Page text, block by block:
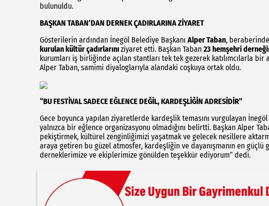
bulunuldu.
BAŞKAN TABAN’DAN DERNEK ÇADIRLARINA ZİYARET
Gösterilerin ardından İnegöl Belediye Başkanı Alper Taban,
kurulan kültür çadırlarınıziyaret etti. Başkan Taban 23 hemşehri
kurumları iş birliğinde açılan stantları tek tek gezerek katılımcılarla
Alper Taban, samimi diyaloglarıyla alandaki coşkuya ortak oldu.
“BU FESTİVAL SADECE EĞLENCE DEĞİL, KARDEŞLİĞİN ADRESİDİR”
Gece boyunca yapılan ziyaretlerde kardeşlik temasını vurgulayan
yalnızca bir eğlence organizasyonu olmadığını belirtti. Başkan Alper
pekiştirmek, kültürel zenginliğimizi yaşatmak ve gelecek nesillere
araya getiren bu güzel atmosfer, kardeşliğin ve dayanışmanın en güçlü
derneklerimize ve ekiplerimize gönülden teşekkür ediyorum” dedi.